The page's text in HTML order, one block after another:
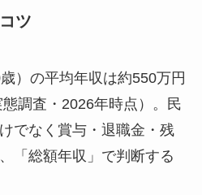
ツ
）の平均年収は約550万円
態調査・2026年時点）。民
でなく賞与・退職金・残
「総額年収」で判断する